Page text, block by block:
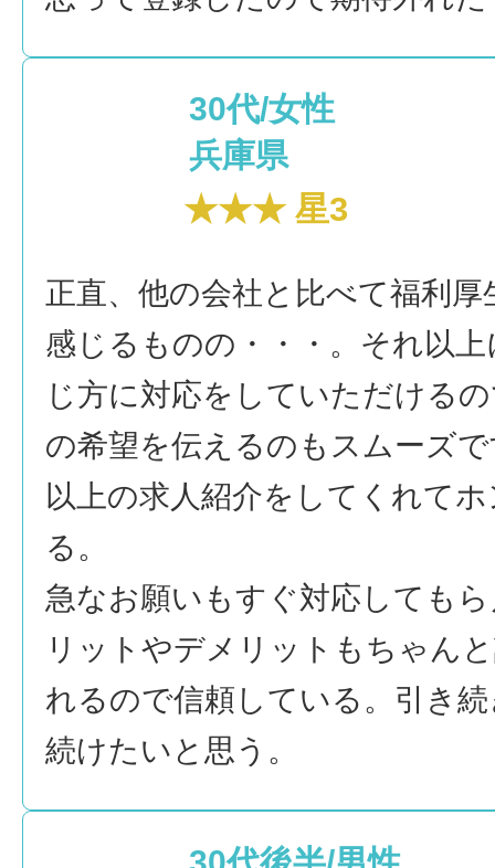
30代/女性
兵庫県
★★★ 星3
正直、他の会社と比べて福利厚
感じるものの・・・。それ以
じ方に対応をしていただける
の希望を伝えるのもスムーズ
以上の求人紹介をしてくれて
る。
急なお願いもすぐ対応しても
リットやデメリットもちゃん
れるので信頼している。引き
続けたいと思う。